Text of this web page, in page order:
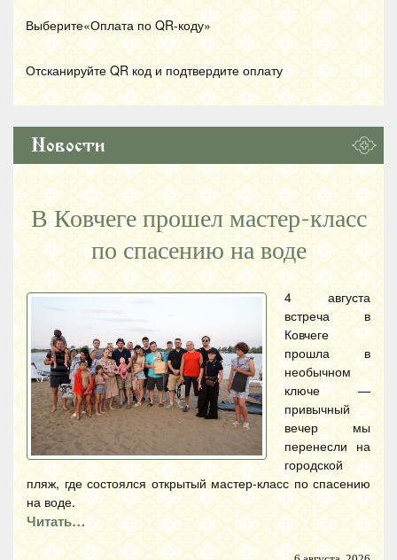
Выберите«Оплата по QR-коду»
Отсканируйте QR код и подтвердите оплату
Новости
В Ковчеге прошел мастер-класс
по спасению на воде
4 августа
встреча в
Ковчеге
прошла в
необычном
ключе —
привычный
вечер мы
перенесли на
городской
пляж, где состоялся открытый мастер-класс по спасению
на воде.
Читать…